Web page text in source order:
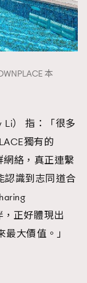
本
Li） 指：「很多
獨有的
絡，真正連繫
認識到志同道合
正好體現出
大價值。」